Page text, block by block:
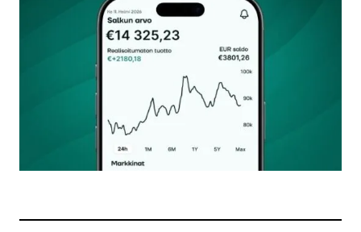
Kommentti*
Nimesi tai nimimerkkisi
Sähköpostiosoitteesi
Tilaa SalkunRakentajan uutiskirje